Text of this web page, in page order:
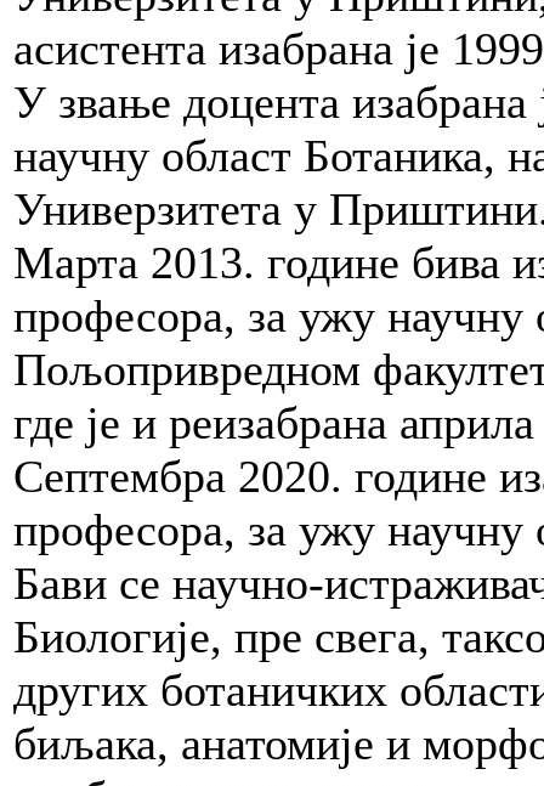
асистента изабрана је
У звање доцента
научну област Ботаника,
Универзитета у
Марта 2013. године бива
професора, за ужу научну
Пољопривредном
где је и реизабрана
Септембра 2020. године
професора, за ужу научну
Бави се научно-
Биологије, пре свега,
других ботаничких
биљака, анатомије и